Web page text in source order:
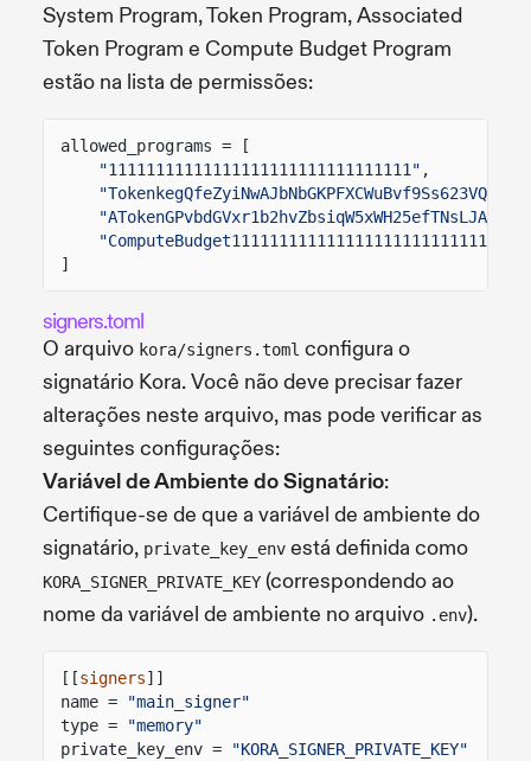
System Program, Token Program, Associated
Token Program e Compute Budget Program
estão na lista de permissões:
allowed_programs = [
"11111111111111111111111111111111" ,
"TokenkegQfeZyiNwAJbNbGKPFXCWuBvf9Ss623VQ5DA"
"ComputeBudget111111111111111111111111111111"
]
signers.toml
O arquivo kora/signers.toml configura o
signatário Kora. Você não deve precisar fazer
alterações neste arquivo, mas pode verificar as
seguintes configurações:
Variável de Ambiente do Signatário:
Certifique-se de que a variável de ambiente do
signatário, private_key_env está definida como
KORA_SIGNER_PRIVATE_KEY (correspondendo ao
nome da variável de ambiente no arquivo .env).
[[signers]]
name =
"main_signer"
type =
"memory"
private_key_env =
"KORA_SIGNER_PRIVATE_KEY"